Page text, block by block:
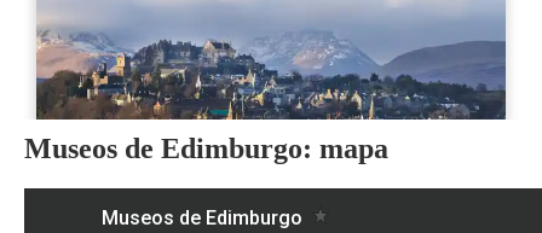
Museos de Edimburgo: mapa